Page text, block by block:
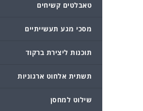
טאבלטים קשיחים
מסכי מגע תעשייתיים
תוכנות ליצירת ברקוד
תשתית אלחוט ארגוניות
שילוט למחסן